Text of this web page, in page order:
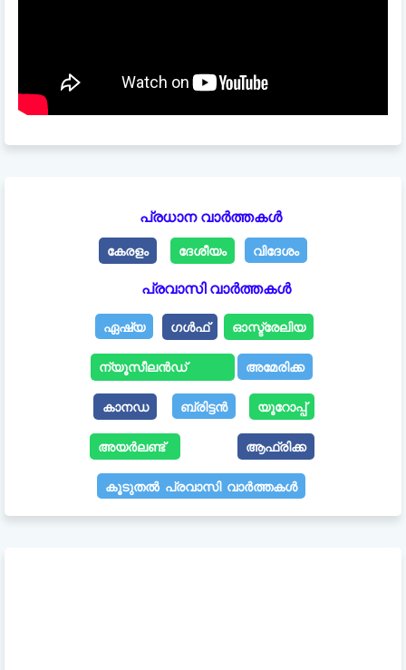
പ്രധാന വാർത്തകൾ
കേരളം ദേശീയം വിദേശം
പ്രവാസി വാർത്തകൾ
ഏഷ്യ ഗൾഫ് ഓസ്ട്രേലിയ
ന്യൂസീലൻഡ് അമേരിക്ക
കാനഡ ബ്രിട്ടൻ യൂറോപ്പ്
അയർലണ്ട് ആഫ്രിക്ക
കൂടുതൽ പ്രവാസി വാർത്തകൾ